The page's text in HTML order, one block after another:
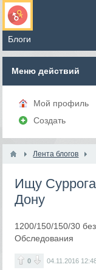
Меню действий
Мой профиль
Создать
Лента блогов
Ищу
Дону
1200/150/150/30
Обследования
0 04.11.2016